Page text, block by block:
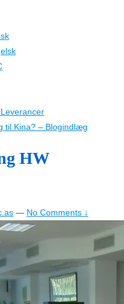
til Kina? – Blogindlæg
HW
— No Comments ↓